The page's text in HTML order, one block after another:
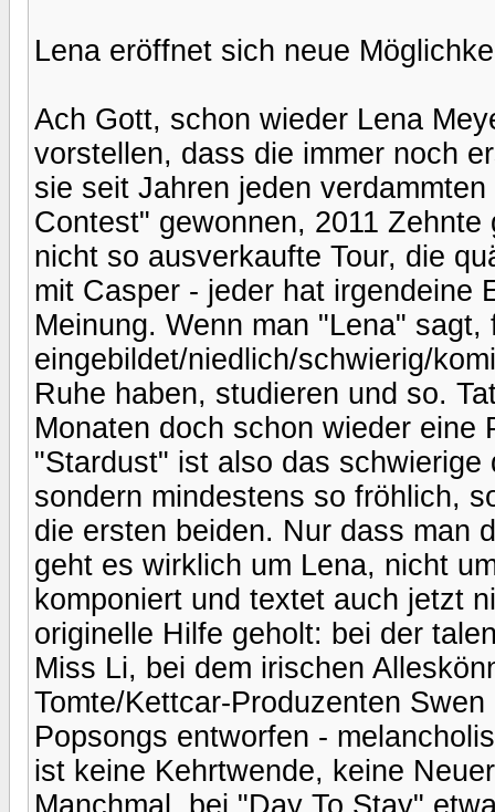
Lena eröffnet sich neue
Ach Gott, schon wieder Lena
vorstellen, dass die immer noch
sie seit Jahren jeden
Contest" gewonnen, 2011
nicht so ausverkaufte Tour, die
mit Casper - jeder hat irgendeine
Meinung. Wenn man "Lena"
eingebildet/niedlich/schwierig/
Ruhe haben, studieren und so.
Monaten doch schon wieder eine
"Stardust" ist also das
sondern mindestens so fröhlich,
die ersten beiden. Nur dass man
geht es wirklich um Lena, nicht
komponiert und textet auch jetzt
originelle Hilfe geholt: bei der
Miss Li, bei dem irischen
Tomte/Kettcar-Produzenten
Popsongs entworfen -
ist keine Kehrtwende, keine
Manchmal, bei "Day To Stay"